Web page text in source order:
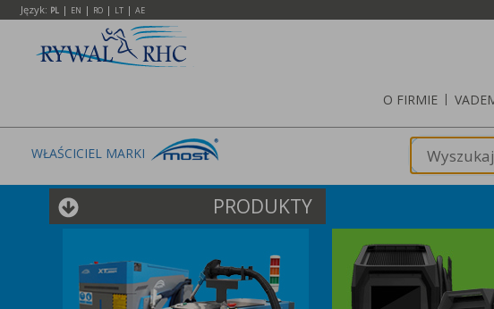
Język: PL | EN | RO | LT | AE
O FIRMIE |
WŁAŚCICIEL MARKI
PRODUKTY